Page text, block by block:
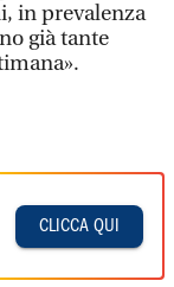
in prevalenza
già tante
CLICCA QUI